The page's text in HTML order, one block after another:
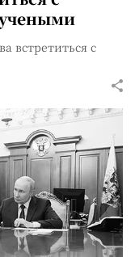
встретиться с